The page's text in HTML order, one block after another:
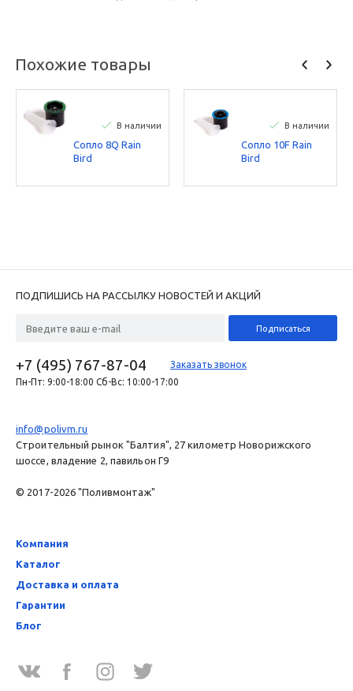
Похожие товары
В наличии
Сопло 8Q Rain
Bird
В наличии
Сопло 10F Rain
Bird
ПОДПИШИСЬ НА РАССЫЛКУ НОВОСТЕЙ И АКЦИЙ
+7 (495) 767-87-04
Заказать звонок
Пн-Пт: 9:00-18:00 Сб-Вс: 10:00-17:00
info@polivm.ru
Строительный рынок "Балтия", 27 километр Новорижского
шоссе, владение 2, павильон Г9
© 2017-2026 "Поливмонтаж"
Компания
Каталог
Доставка и оплата
Гарантии
Блог